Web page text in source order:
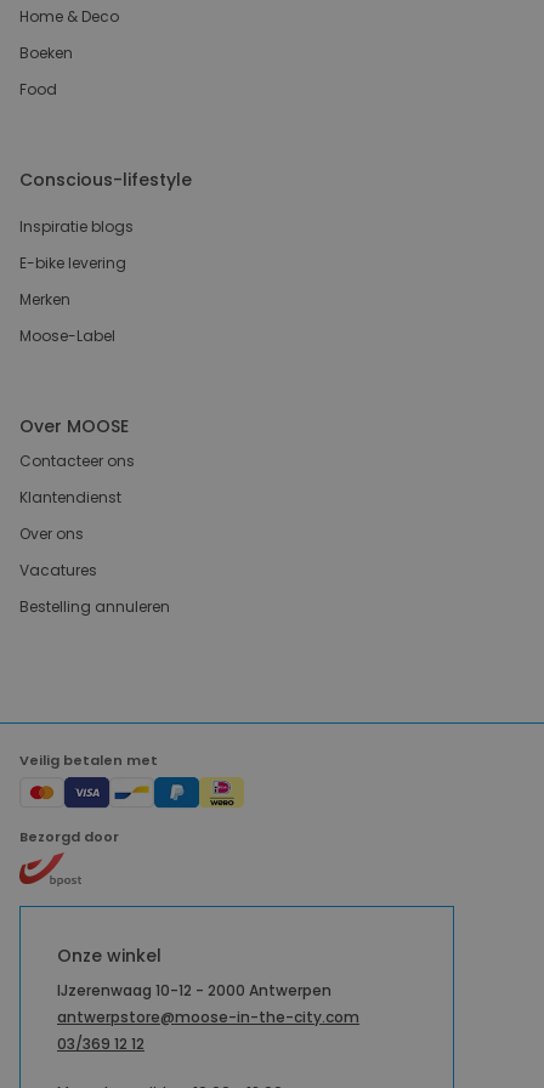
Home & Deco
Boeken
Food
Conscious-lifestyle
Inspiratie blogs
E-bike levering
Merken
Moose-Label
Over MOOSE
Contacteer ons
Klantendienst
Over ons
Vacatures
Bestelling annuleren
Veilig betalen met
Bezorgd door
Onze winkel
IJzerenwaag 10-12 - 2000 Antwerpen
antwerpstore@moose-in-the-city.com
03/369 12 12